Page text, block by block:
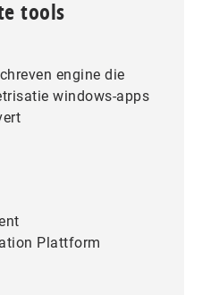
tools
engine die
windows-apps
Plattform